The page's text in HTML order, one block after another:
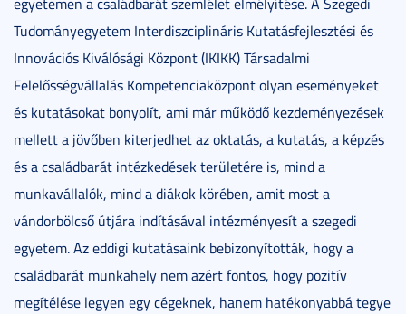
Tudományegyetem Interdiszciplináris Kutatásfejlesztési és
Innovációs Kiválósági Központ (IKIKK) Társadalmi
Felelősségvállalás Kompetenciaközpont olyan eseményeket
és kutatásokat bonyolít, ami már működő kezdeményezések
mellett a jövőben kiterjedhet az oktatás, a kutatás, a képzés
és a családbarát intézkedések területére is, mind a
munkavállalók, mind a diákok körében, amit most a
vándorbölcső útjára indításával intézményesít a szegedi
egyetem. Az eddigi kutatásaink bebizonyították, hogy a
családbarát munkahely nem azért fontos, hogy pozitív
megítélése legyen egy cégeknek, hanem hatékonyabbá tegye